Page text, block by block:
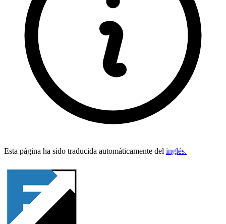
Esta pági­na ha sido tra­duci­da automáti­ca­mente del inglés.